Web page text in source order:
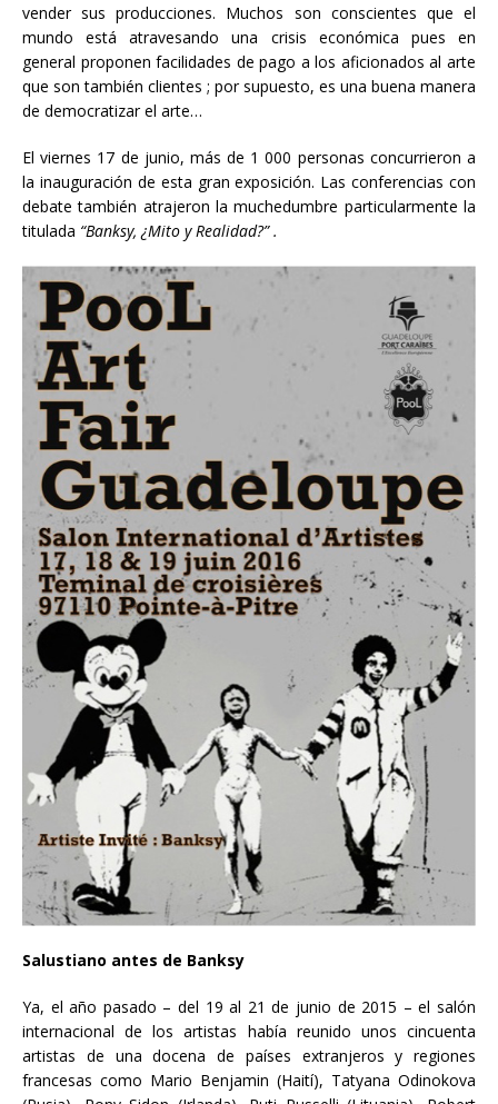
vender sus producciones. Muchos son conscientes que el
mundo está atravesando una crisis económica pues en
general proponen facilidades de pago a los aficionados al arte
que son también clientes ; por supuesto, es una buena manera
de democratizar el arte…
El viernes 17 de junio, más de 1 000 personas concurrieron a
la inauguración de esta gran exposición. Las conferencias con
debate también atrajeron la muchedumbre particularmente la
titulada “Banksy, ¿Mito y Realidad?” .
Salustiano antes de Banksy
Ya, el año pasado – del 19 al 21 de junio de 2015 – el salón
internacional de los artistas había reunido unos cincuenta
artistas de una docena de países extranjeros y regiones
francesas como Mario Benjamin (Haití), Tatyana Odinokova